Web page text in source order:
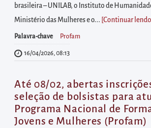
área
para
realizar
buscas
Acessar
diretamente
as
informações
brasileira – UNILAB, o Instituto de
Ministério das Mulheres e o... [Continuar lendo
Palavra-chave Profam
16/04/2026, 08:13
Até 08/02, abertas
seleção de bolsistas para
Programa Nacional de
Jovens e Mulheres (Profam)